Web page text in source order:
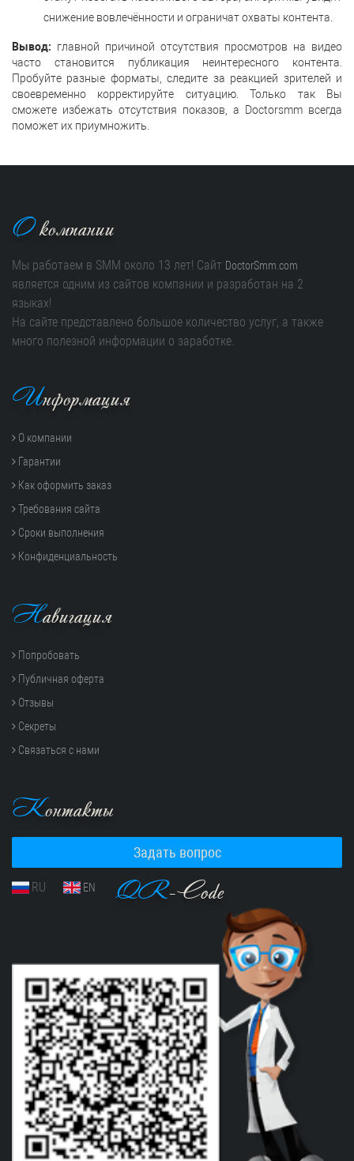
снижение вовлечённости и ограничат охваты контента.
Вывод: главной причиной отсутствия просмотров на видео
часто становится публикация неинтересного контента.
Пробуйте разные форматы, следите за реакцией зрителей и
своевременно корректируйте ситуацию. Только так Вы
сможете избежать отсутствия показов, а Doctorsmm всегда
поможет их приумножить.
Окомпании
Мы работаем в SMM около 13 лет! Сайт DoctorSmm.com
является одним из сайтов компании и разработан на 2
языках!
На сайте представлено большое количество услуг, а также
много полезной информации о заработке.
Информация
О компании
Гарантии
Как оформить заказ
Требования сайта
Сроки выполнения
Конфиденциальность
Навигация
Попробовать
Публичная оферта
Отзывы
Секреты
Связаться с нами
Контакты
Задать вопрос
RU EN QR-Code